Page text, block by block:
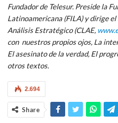
Fundador de Telesur. Preside la
Latinoamericana (FILA) y dirige
Análisis Estratégico (CLAE,
con nuestros propios ojos, La
El asesinato de la verdad, El
otros textos.
2.694
Share